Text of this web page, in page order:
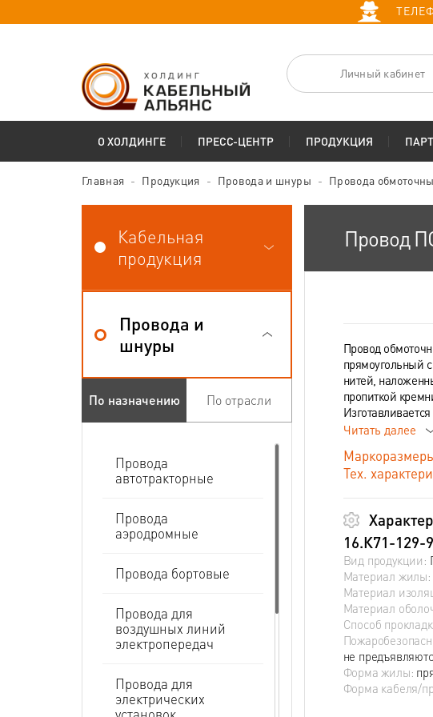
Личный кабинет
О ХОЛДИНГЕ ПРЕСС-ЦЕНТР ПРОДУКЦИЯ
Главная Продукция Провода и шнуры Провода
Кабельная
продукция
Провода и
шнуры
По назначению По отрасли
Провода
автотракторные
Провода
аэродромные
Провода бортовые
Провода для
воздушных линий
электропередач
Провода для
электрических
Провод
Провод
прямоугольный
нитей,
пропиткой
Читать далее
Тех.
16.К71-129-
Вид продукции:
Материал жилы:
Материал
Материал
Способ
не
Форма жилы:
Форма кабеля/